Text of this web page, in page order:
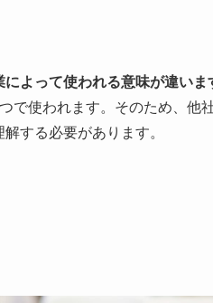
よって使われる意味が違いま
で使われます。そのため、他
する必要があります。